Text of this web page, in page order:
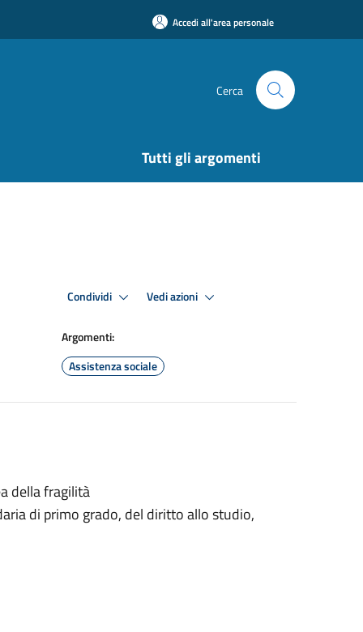
Accedi all'area personale
Cerca
Tutti gli argomenti
Condividi Vedi azioni
Argomenti:
Assistenza sociale
della fragilità
di primo grado, del diritto allo studio,